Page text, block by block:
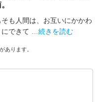
も人間は、お互いにかかわ
できて
…続きを読む
あります。